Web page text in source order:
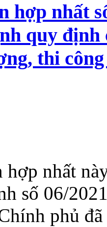
hợp nhất
quy định
thi
hợp nhất
số 06/
phủ